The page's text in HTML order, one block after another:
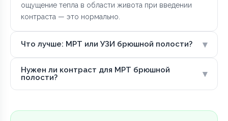
ощущение тепла в области живота при введении
контраста — это нормально.
Что лучше: МРТ или УЗИ брюшной полости? ▾
Нужен ли контраст для МРТ брюшной
полости?
▾